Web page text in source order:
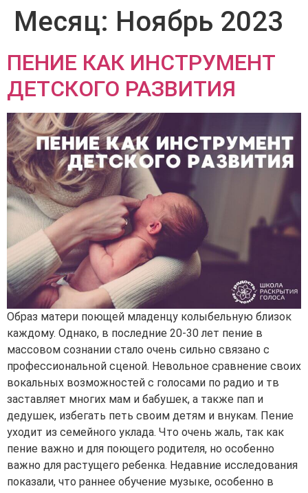
Месяц: Ноябрь 2023
ПЕНИЕ КАК ИНСТРУМЕНТ
ДЕТСКОГО РАЗВИТИЯ
Образ матери поющей младенцу колыбельную близок
каждому. Однако, в последние 20-30 лет пение в
массовом сознании стало очень сильно связано с
профессиональной сценой. Невольное сравнение своих
вокальных возможностей с голосами по радио и тв
заставляет многих мам и бабушек, а также пап и
дедушек, избегать петь своим детям и внукам. Пение
уходит из семейного уклада. Что очень жаль, так как
пение важно и для поющего родителя, но особенно
важно для растущего ребенка. Недавние исследования
показали, что раннее обучение музыке, особенно в